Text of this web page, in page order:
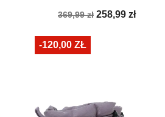
Cena
369,99 zł Cena
258,99 zł
-120,00 ZŁ